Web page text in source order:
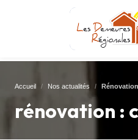
Accueil Nos actualités
rénovation :